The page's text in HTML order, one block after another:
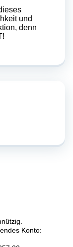
und
denn
Konto: